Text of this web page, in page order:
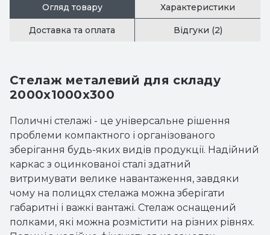
Огляд товару Характеристики
Доставка та оплата Відгуки (2)
Стелаж металевий для складу
2000x1000x300
Поличні стелажі - це універсальне рішення
проблеми компактного і організованого
зберігання будь-яких видів продукції. Надійний
каркас з оцинкованої сталі здатний
витримувати велике навантаження, завдяки
чому на полицях стелажа можна зберігати
габаритні і важкі вантажі. Стелаж оснащений
полками, які можна розмістити на різних рівнях.